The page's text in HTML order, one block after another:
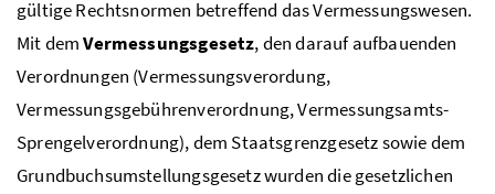
gültige Rechtsnormen betreffend das Vermessungswesen.
Mit demVermessungsgesetz, den darauf aufbauenden
Verordnungen (Vermessungsverordung,
Vermessungsgebührenverordnung, Vermessungsamts-
Sprengelverordnung), dem Staatsgrenzgesetz sowie dem
Grundbuchsumstellungsgesetz wurden die gesetzlichen